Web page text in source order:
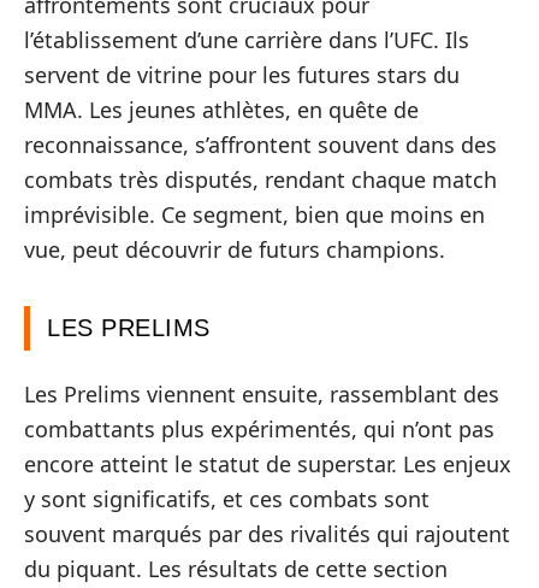
l’établissement d’une carrière dans l’UFC. Ils
servent de vitrine pour les futures stars du
MMA. Les jeunes athlètes, en quête de
reconnaissance, s’affrontent souvent dans des
combats très disputés, rendant chaque match
imprévisible. Ce segment, bien que moins en
vue, peut découvrir de futurs champions.
LES PRELIMS
Les Prelims viennent ensuite, rassemblant des
combattants plus expérimentés, qui n’ont pas
encore atteint le statut de superstar. Les enjeux
y sont significatifs, et ces combats sont
souvent marqués par des rivalités qui rajoutent
du piquant. Les résultats de cette section